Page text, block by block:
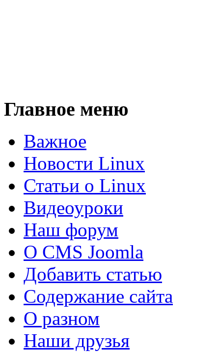
Главное меню
Важное
Новости Linux
Статьи о Linux
Видеоуроки
Наш форум
О CMS Joomla
Добавить статью
Содержание сайта
О разном
Наши друзья